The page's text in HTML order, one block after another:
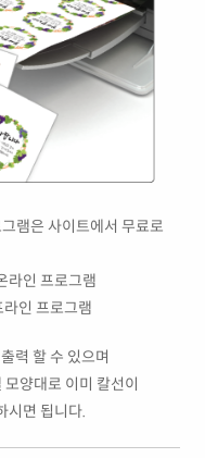
램은 사이트에서 무료로
라인 프로그램
인 프로그램
력 할 수 있으며
양대로 이미 칼선이
시면 됩니다.